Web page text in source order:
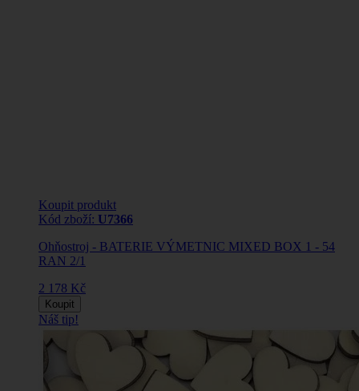
Koupit produkt
Kód zboží: U7366
Ohňostroj - BATERIE VÝMETNIC MIXED BOX 1 - 54
RAN 2/1
2 178 Kč
Koupit
Náš tip!